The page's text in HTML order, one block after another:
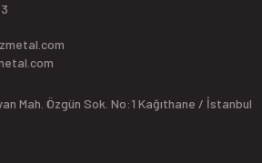
Mah. Özgün Sok. No:1 Kağıthane / İstanbul